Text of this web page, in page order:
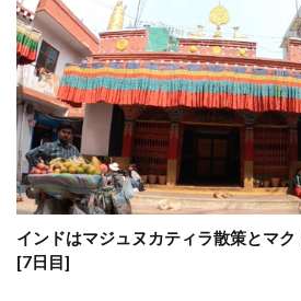
インドはマジュヌカティラ散策とマク
[7日目]